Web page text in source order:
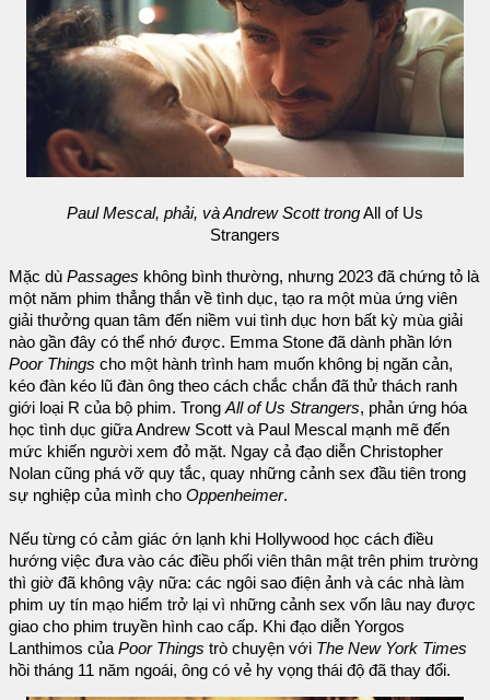
Paul Mescal, phải, và Andrew Scott trongAll of Us
Strangers
Mặc dù Passages không bình thường, nhưng 2023 đã chứng tỏ là
một năm phim thẳng thắn về tình dục, tạo ra một mùa ứng viên
giải thưởng quan tâm đến niềm vui tình dục hơn bất kỳ mùa giải
nào gần đây có thể nhớ được. Emma Stone đã dành phần lớn
Poor Things cho một hành trình ham muốn không bị ngăn cản,
kéo đàn kéo lũ đàn ông theo cách chắc chắn đã thử thách ranh
giới loại R của bộ phim. Trong All of Us Strangers, phản ứng hóa
học tình dục giữa Andrew Scott và Paul Mescal mạnh mẽ đến
mức khiến người xem đỏ mặt. Ngay cả đạo diễn Christopher
Nolan cũng phá vỡ quy tắc, quay những cảnh sex đầu tiên trong
sự nghiệp của mình cho Oppenheimer.
Nếu từng có cảm giác ớn lạnh khi Hollywood học cách điều
hướng việc đưa vào các điều phối viên thân mật trên phim trường
thì giờ đã không vậy nữa: các ngôi sao điện ảnh và các nhà làm
phim uy tín mạo hiểm trở lại vì những cảnh sex vốn lâu nay được
giao cho phim truyền hình cao cấp. Khi đạo diễn Yorgos
Lanthimos của Poor Things trò chuyện với The New York Times
hồi tháng 11 năm ngoái, ông có vẻ hy vọng thái độ đã thay đổi.